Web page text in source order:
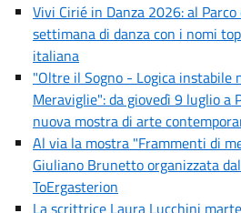
Vivi Cirié in Danza 2026: al
settimana di danza con i nomi
italiana
"Oltre il Sogno - Logica instabile
Meraviglie": da giovedì 9 luglio a
nuova mostra di arte
Al via la mostra "Frammenti di
Giuliano Brunetto organizzata
ToErgasterion